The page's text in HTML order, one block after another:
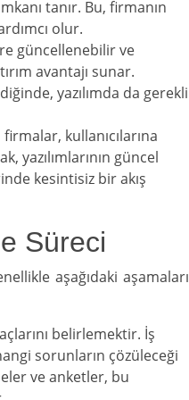
tanır. Bu, firmanın
olur.
güncellenebilir ve
avantajı sunar.
yazılımda da gerekli
kullanıcılarına
yazılımlarının güncel
kesintisiz bir akış
Süreci
aşağıdaki aşamaları
belirlemektir. İş
sorunların çözüleceği
ve anketler, bu